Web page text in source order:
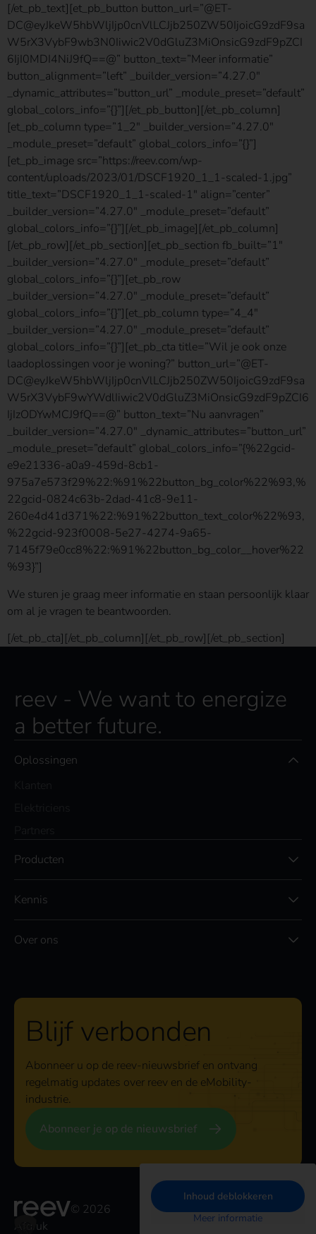
[/et_pb_text][et_pb_button button_url=”@ET-
DC@eyJkeW5hbWljIjp0cnVlLCJjb250ZW50IjoicG9zdF9sa
W5rX3VybF9wb3N0Iiwic2V0dGluZ3MiOnsicG9zdF9pZCI
6IjI0MDI4NiJ9fQ==@” button_text=”Meer informatie”
button_alignment=”left” _builder_version=”4.27.0″
_dynamic_attributes=”button_url” _module_preset=”default”
global_colors_info=”{}”][/et_pb_button][/et_pb_column]
[et_pb_column type=”1_2″ _builder_version=”4.27.0″
_module_preset=”default” global_colors_info=”{}”]
[et_pb_image src=”https://reev.com/wp-
content/uploads/2023/01/DSCF1920_1_1-scaled-1.jpg”
title_text=”DSCF1920_1_1-scaled-1″ align=”center”
_builder_version=”4.27.0″ _module_preset=”default”
global_colors_info=”{}”][/et_pb_image][/et_pb_column]
[/et_pb_row][/et_pb_section][et_pb_section fb_built=”1″
_builder_version=”4.27.0″ _module_preset=”default”
global_colors_info=”{}”][et_pb_row
_builder_version=”4.27.0″ _module_preset=”default”
global_colors_info=”{}”][et_pb_column type=”4_4″
_builder_version=”4.27.0″ _module_preset=”default”
global_colors_info=”{}”][et_pb_cta title=”Wil je ook onze
laadoplossingen voor je woning?” button_url=”@ET-
DC@eyJkeW5hbWljIjp0cnVlLCJjb250ZW50IjoicG9zdF9sa
W5rX3VybF9wYWdlIiwic2V0dGluZ3MiOnsicG9zdF9pZCI6
IjIzODYwMCJ9fQ==@” button_text=”Nu aanvragen”
_builder_version=”4.27.0″ _dynamic_attributes=”button_url”
_module_preset=”default” global_colors_info=”{%22gcid-
e9e21336-a0a9-459d-8cb1-
975a7e573f29%22:%91%22button_bg_color%22%93,%
22gcid-0824c63b-2dad-41c8-9e11-
260e4d41d371%22:%91%22button_text_color%22%93,
%22gcid-923f0008-5e27-4274-9a65-
7145f79e0cc8%22:%91%22button_bg_color__hover%22
%93}”]
We sturen je graag meer informatie en staan persoonlijk klaar
om al je vragen te beantwoorden.
[/et_pb_cta][/et_pb_column][/et_pb_row][/et_pb_section]
reev - We want to energize
a better future.
Oplossingen
Producten
Kennis
Over ons
Blijf verbonden
Abonneer u op de reev-nieuwsbrief en ontvang
regelmatig updates over reev en de eMobility-
industrie.
Abonneer je op de nieuwsbrief
© 2026
Afdruk
Inhoud deblokkeren
Meer informatie